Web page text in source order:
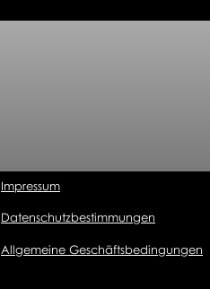
Impressum
Datenschutzbestimmungen
Allgemeine Geschäftsbedingungen